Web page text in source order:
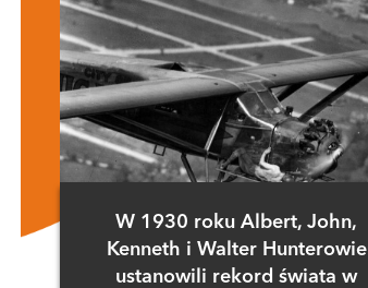
W 1930 roku Albert, John,
Kenneth i Walter Hunterowie
ustanowili rekord świata w